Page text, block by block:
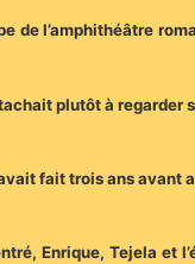
de l’amphithéâtre
plutôt à
fait trois ans
Enrique, Tejela et